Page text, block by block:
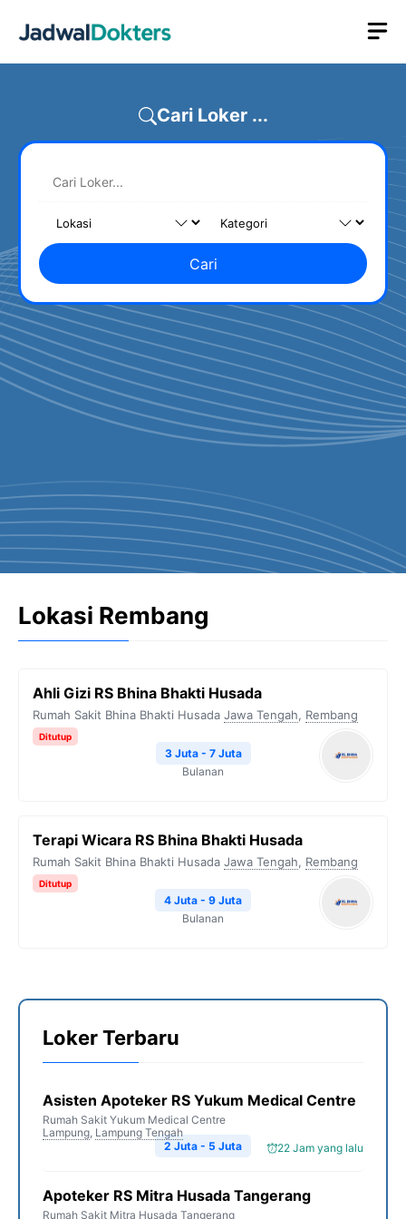
Cari Loker ...
Cari
Lokasi Rembang
Ahli Gizi RS Bhina Bhakti Husada
Rumah Sakit Bhina Bhakti Husada Jawa Tengah, Rembang
Ditutup
3 Juta - 7 Juta
Bulanan
Terapi Wicara RS Bhina Bhakti Husada
Rumah Sakit Bhina Bhakti Husada Jawa Tengah, Rembang
Ditutup
4 Juta - 9 Juta
Bulanan
Loker Terbaru
Asisten Apoteker RS Yukum Medical Centre
Rumah Sakit Yukum Medical Centre
Lampung, Lampung Tengah
22 Jam yang lalu
2 Juta - 5 Juta
Apoteker RS Mitra Husada Tangerang
Rumah Sakit Mitra Husada Tangerang